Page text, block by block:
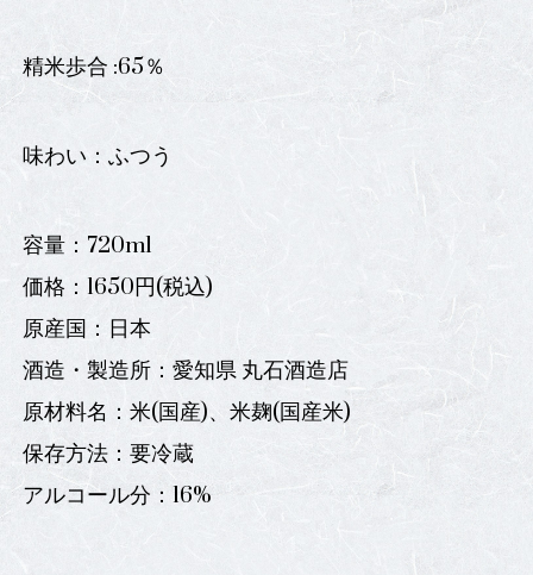
精米歩合 :65％
味わい：ふつう
容量：720ml
価格：1650円(税込)
原産国：日本
酒造・製造所：愛知県 丸石酒造店
原材料名：米(国産)、米麹(国産米)
保存方法：要冷蔵
アルコール分：16%